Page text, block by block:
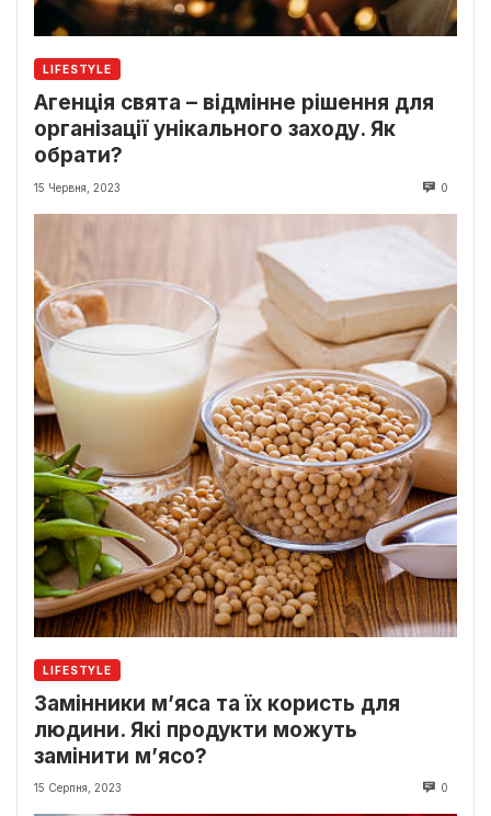
LIFESTYLE
Агенція свята – відмінне рішення для
організації унікального заходу. Як
обрати?
15 Червня, 2023 0
LIFESTYLE
Замінники м’яса та їх користь для
людини. Які продукти можуть
замінити м’ясо?
15 Серпня, 2023 0